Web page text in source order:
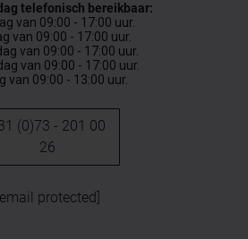
telefonisch bereikbaar:
van 09:00 - 17:00 uur.
van 09:00 - 17:00 uur.
van 09:00 - 17:00 uur.
van 09:00 - 17:00 uur.
van 09:00 - 13:00 uur.
(0)73 - 201 00
26
protected]